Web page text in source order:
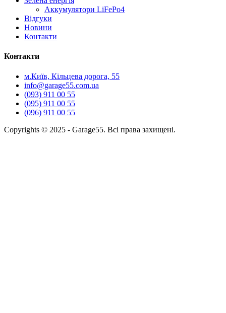
Аккумулятори LiFePo4
Відгуки
Новини
Контакти
Контакти
м.Київ, Кільцева дорога, 55
info@garage55.com.ua
(093) 911 00 55
(095) 911 00 55
(096) 911 00 55
Copyrights © 2025 - Garage55. Всі права захищені.